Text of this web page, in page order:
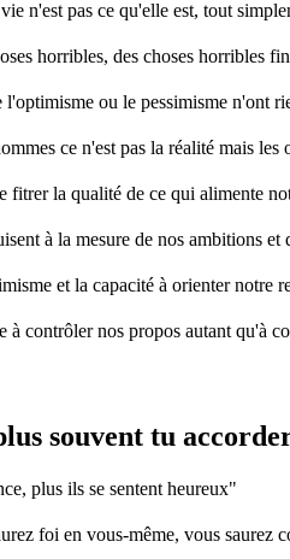
u
n'est pas ce qu'elle est, tout
horribles, des choses horribles
l'optimisme ou le pessimisme n'ont
ce n'est pas la réalité mais
fitrer la qualité de ce qui alimente
à la mesure de nos ambitions et
et la capacité à orienter
à contrôler nos propos autant qu'à
souvent tu
plus ils se sentent heureux"
foi en vous-même, vous